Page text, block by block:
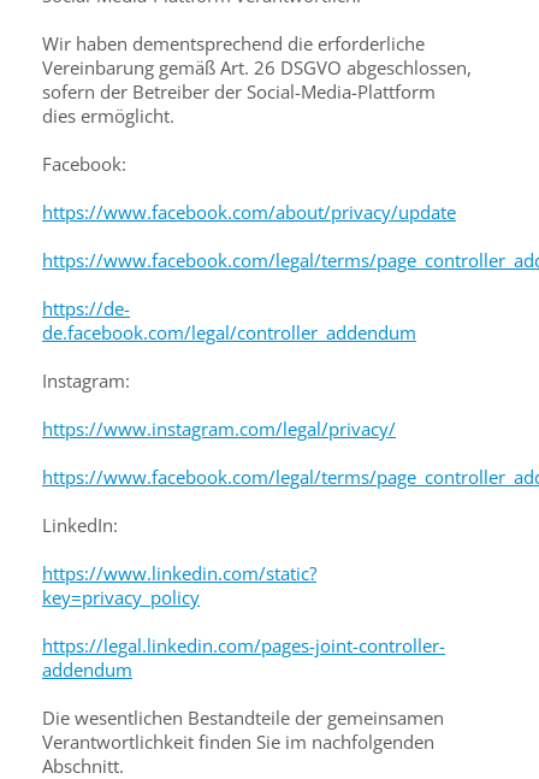
Wir haben dementsprechend die erforderliche
Vereinbarung gemäß Art. 26 DSGVO abgeschlossen,
sofern der Betreiber der Social-Media-Plattform
dies ermöglicht.
Facebook:
https://www.facebook.com/about/privacy/update
https://www.facebook.com/legal/terms/
https://de-
de.facebook.com/legal/controller_addendum
Instagram:
https://www.instagram.com/legal/privacy/
https://www.facebook.com/legal/terms/
LinkedIn:
https://www.linkedin.com/static?
key=privacy_policy
https://legal.linkedin.com/pages-joint-controller-
addendum
Die wesentlichen Bestandteile der gemeinsamen
Verantwortlichkeit finden Sie im nachfolgenden
Abschnitt.